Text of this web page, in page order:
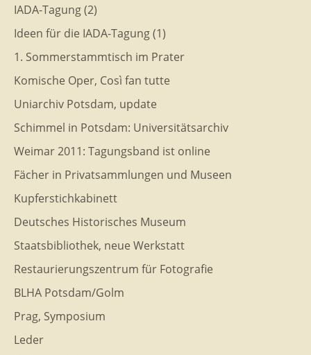
IADA-Tagung (2)
Ideen für die IADA-Tagung (1)
1. Sommerstammtisch im Prater
Komische Oper, Così fan tutte
Uniarchiv Potsdam, update
Schimmel in Potsdam: Universitätsarchiv
Weimar 2011: Tagungsband ist online
Fächer in Privatsammlungen und Museen
Kupferstichkabinett
Deutsches Historisches Museum
Staatsbibliothek, neue Werkstatt
Restaurierungszentrum für Fotografie
BLHA Potsdam/Golm
Prag, Symposium
Leder